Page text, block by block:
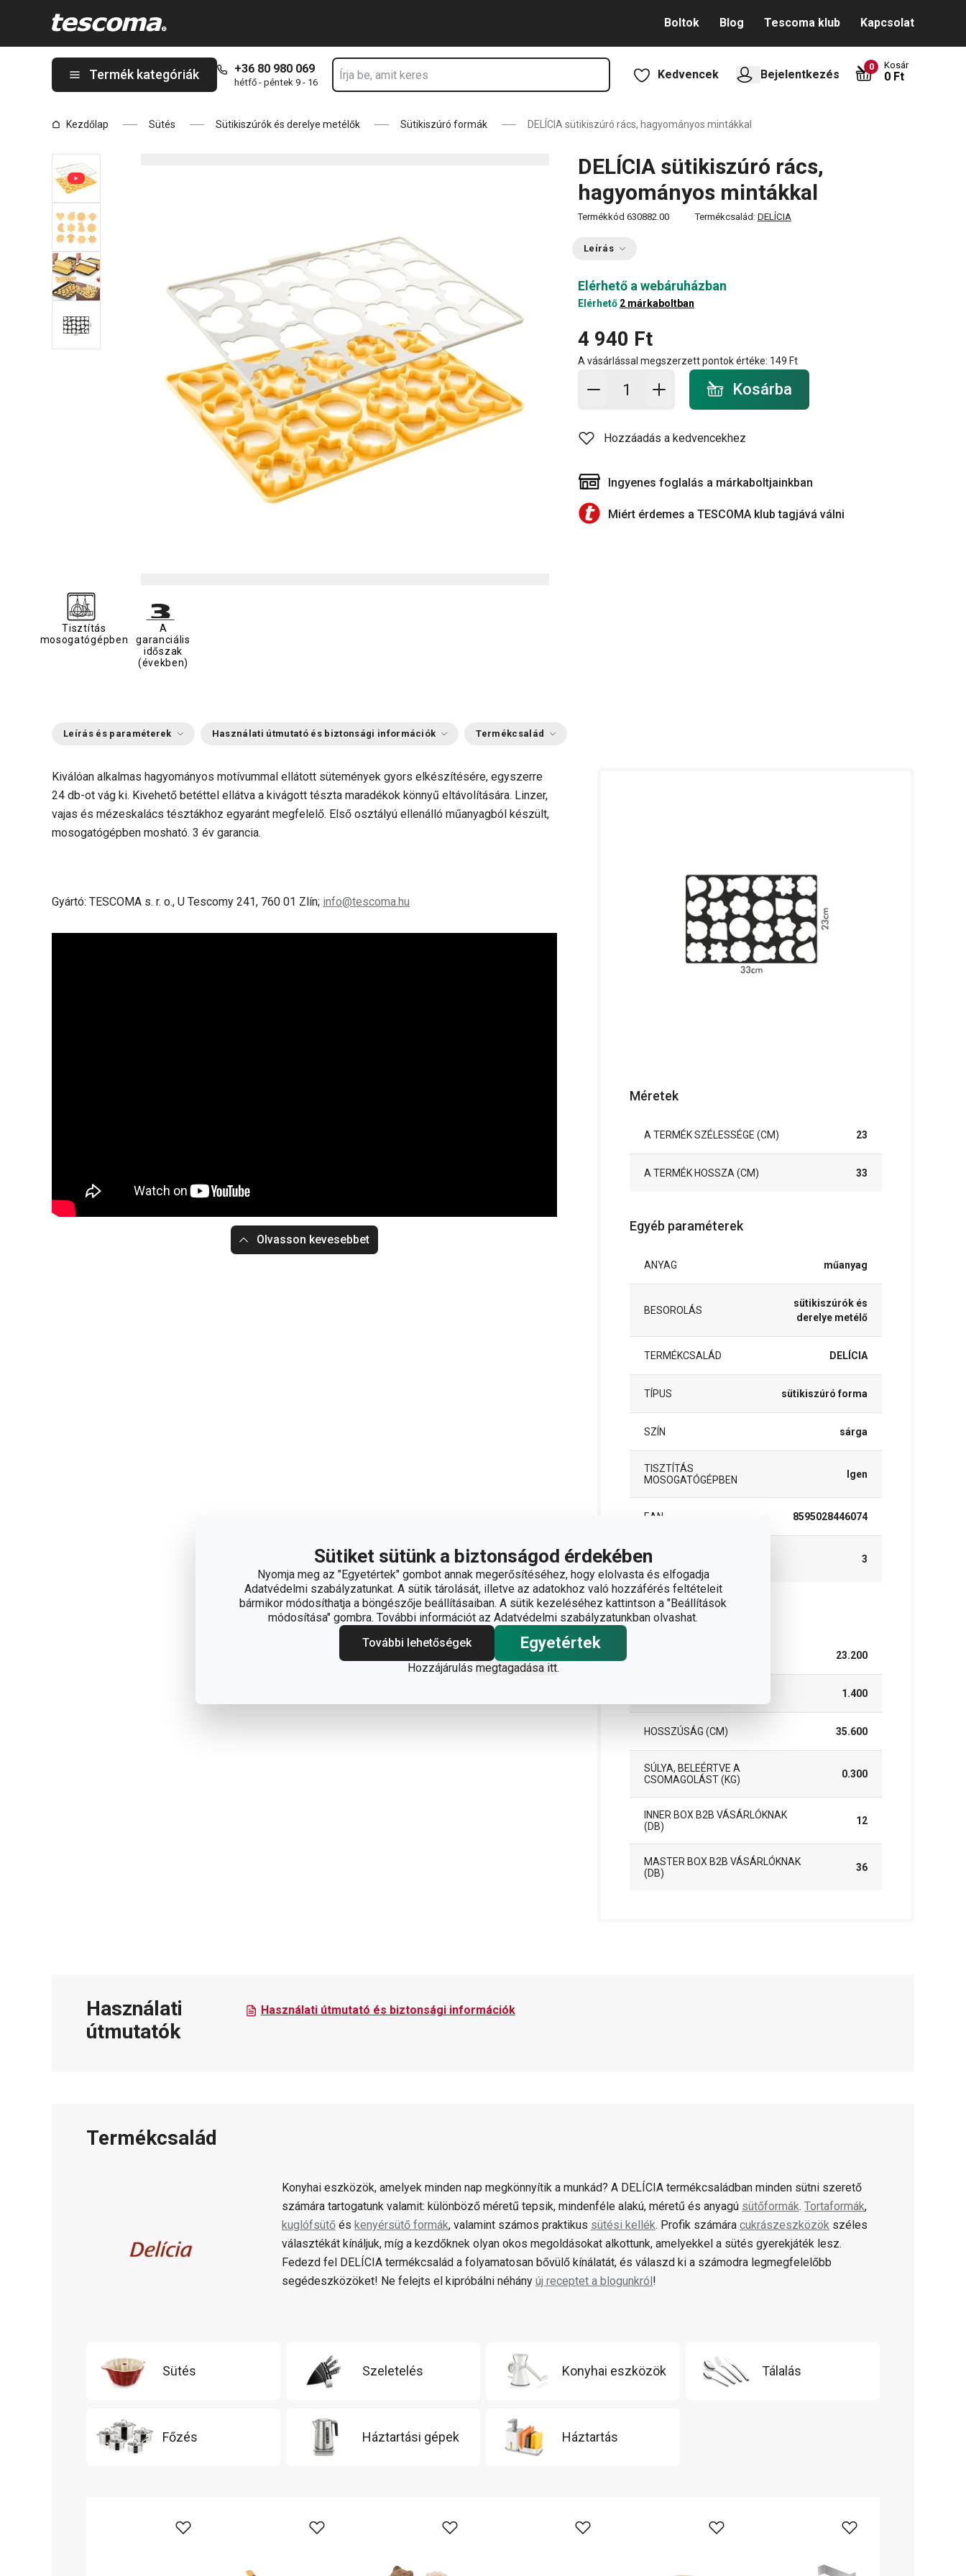
Sütiket sütünk a biztonságod érdekében
Nyomja meg az "Egyetértek" gombot annak megerősítéséhez, hogy elolvasta és elfogadja
Adatvédelmi szabályzatunkat. A sütik tárolását, illetve az adatokhoz való hozzáférés feltételeit
bármikor módosíthatja a böngészője beállításaiban. A sütik kezeléséhez kattintson a "Beállítások
módosítása" gombra. További információt az Adatvédelmi szabályzatunkban olvashat.
További lehetőségek
Egyetértek
Hozzájárulás megtagadása itt.
Boltok Blog Tescoma klub Kapcsolat
Termék kategóriák +36 80 980 069
hétfő - péntek 9 - 16
Kedvencek Bejelentkezés
0 Kosár
0 Ft
Kezdőlap Sütés Sütikiszúrók és derelye metélők Sütikiszúró formák DELÍCIA sütikiszúró rács, hagyományos mintákkal
DELÍCIA sütikiszúró rács,
hagyományos mintákkal
Termékkód 630882.00 Termékcsalád: DELÍCIA
Leírás
Elérhető a webáruházban
Elérhető 2 márkaboltban
4 940 Ft
A vásárlással megszerzett pontok értéke: 149 Ft
Kosárba - mennyiség
Kosárba
Hozzáadás a kedvencekhez
Ingyenes foglalás a márkaboltjainkban
Miért érdemes a TESCOMA klub tagjává válni
Tisztítás
mosogatógépben
A
garanciális
időszak
(években)
Leírás és paraméterek Használati útmutató és biztonsági információk Termékcsalád
Kiválóan alkalmas hagyományos motívummal ellátott sütemények gyors elkészítésére, egyszerre
24 db-ot vág ki. Kivehető betéttel ellátva a kivágott tészta maradékok könnyű eltávolítására. Linzer,
vajas és mézeskalács tésztákhoz egyaránt megfelelő. Első osztályú ellenálló műanyagból készült,
mosogatógépben mosható. 3 év garancia.
Gyártó: TESCOMA s. r. o., U Tescomy 241, 760 01 Zlín; info@tescoma.hu
Olvasson kevesebbet
Méretek
A TERMÉK SZÉLESSÉGE (CM) 23
A TERMÉK HOSSZA (CM) 33
Egyéb paraméterek
ANYAG műanyag
BESOROLÁS
sütikiszúrók és
derelye metélő
TERMÉKCSALÁD DELÍCIA
TÍPUS sütikiszúró forma
SZÍN sárga
TISZTÍTÁS
MOSOGATÓGÉPBEN
Igen
EAN 8595028446074
A GARANCIÁLIS
IDŐSZAK (ÉVEKBEN)
3
Csomag
23.200
1.400
HOSSZÚSÁG (CM) 35.600
SÚLYA, BELEÉRTVE A
CSOMAGOLÁST (KG)
0.300
INNER BOX B2B VÁSÁRLÓKNAK
(DB)
12
MASTER BOX B2B VÁSÁRLÓKNAK
(DB)
36
Használati
útmutatók
Használati útmutató és biztonsági információk
Termékcsalád
Konyhai eszközök, amelyek minden nap megkönnyítik a munkád? A DELÍCIA termékcsaládban minden sütni szerető
számára tartogatunk valamit: különböző méretű tepsik, mindenféle alakú, méretű és anyagú sütőformák. Tortaformák,
kuglófsütő és kenyérsütő formák, valamint számos praktikus sütési kellék. Profik számára cukrászeszközök széles
választékát kínáljuk, míg a kezdőknek olyan okos megoldásokat alkottunk, amelyekkel a sütés gyerekjáték lesz.
Fedezd fel DELÍCIA termékcsalád a folyamatosan bővülő kínálatát, és válaszd ki a számodra legmegfelelőbb
segédeszközöket! Ne felejts el kipróbálni néhány új receptet a blogunkról!
Sütés Szeletelés Konyhai eszközök Tálalás
Főzés Háztartási gépek Háztartás